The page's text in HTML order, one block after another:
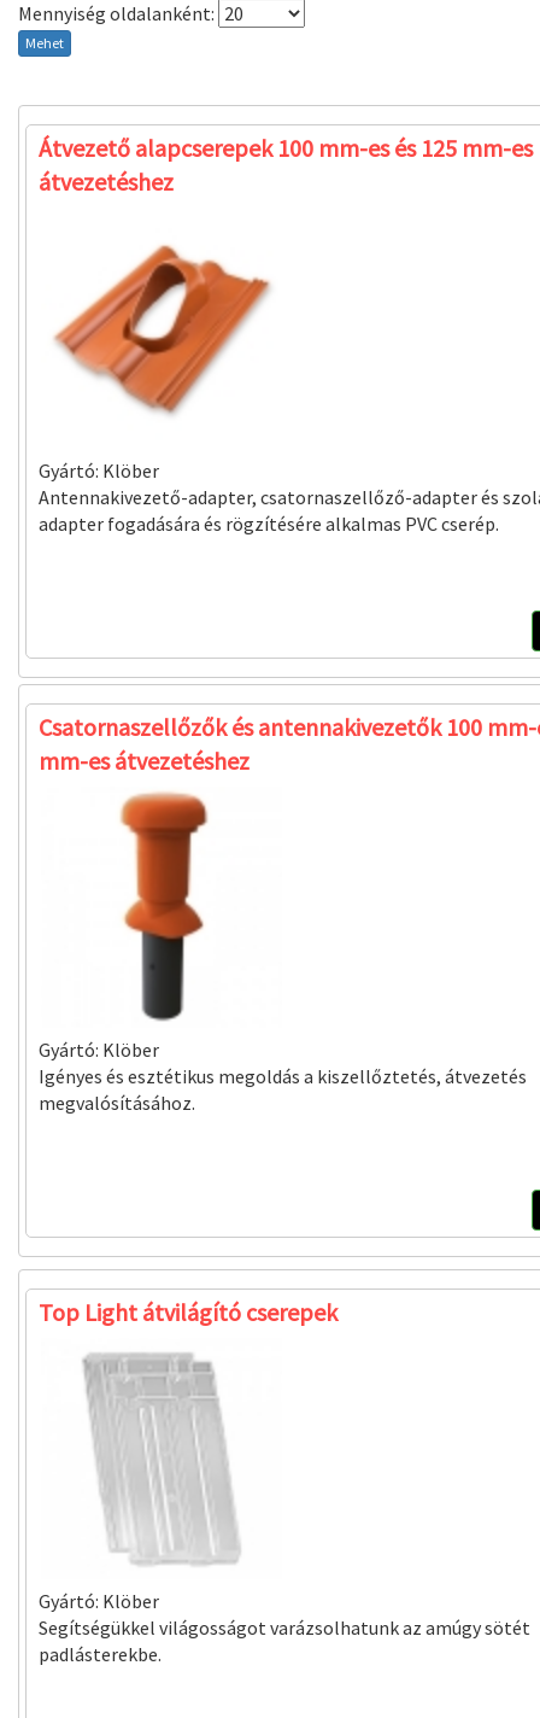
Mennyiség oldalanként:
Mehet
Átvezető alapcserepek 100 mm-es és 125 mm-es
átvezetéshez
Gyártó: Klöber
Antennakivezető-adapter, csatornaszellőző-adapter és
adapter fogadására és rögzítésére alkalmas PVC cserép.
Csatornaszellőzők és antennakivezetők 100 mm-
mm-es átvezetéshez
Gyártó: Klöber
Igényes és esztétikus megoldás a kiszellőztetés, átvezetés
megvalósításához.
Top Light átvilágító cserepek
Gyártó: Klöber
Segítségükkel világosságot varázsolhatunk az amúgy sötét
padlásterekbe.